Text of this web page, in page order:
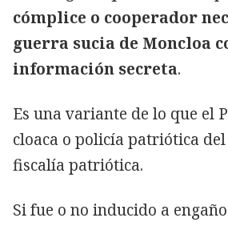
cómplice o cooperador
guerra sucia de Moncloa
información secreta.
Es una variante de lo que el
cloaca o policía patriótica del
fiscalía patriótica.
Si fue o no inducido a